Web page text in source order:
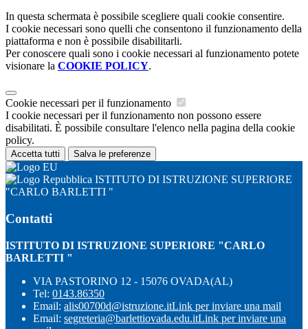
In questa schermata è possibile scegliere quali cookie consentire.
I cookie necessari sono quelli che consentono il funzionamento della
piattaforma e non è possibile disabilitarli.
Per conoscere quali sono i cookie necessari al funzionamento potete
visionare la COOKIE POLICY.
Cookie necessari per il funzionamento
I cookie necessari per il funzionamento non possono essere
disabilitati. È possibile consultare l'elenco nella pagina della cookie
policy.
Accetta tutti Salva le preferenze
ISTITUTO DI ISTRUZIONE SUPERIORE
"CARLO BARLETTI "
Contatti
ISTITUTO DI ISTRUZIONE SUPERIORE "CARLO
BARLETTI "
VIA PASTORINO 12 - 15076 OVADA(AL)
Tel: 0143.86350
Email: alis00700d@istruzione.itLink per inviare una mail
Email: segreteria@barlettiovada.edu.itLink per inviare una